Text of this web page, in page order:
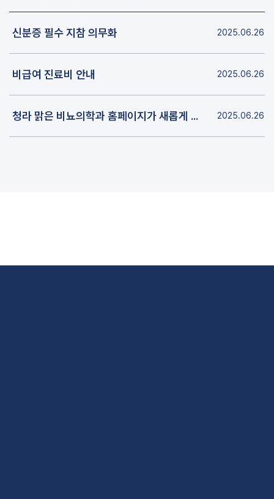
신분증 필수 지참 의무화 2025.06.26
비급여 진료비 안내 2025.06.26
청라 맑은 비뇨의학과 홈페이지가 새롭게 개편되었습니다. 2025.06.26